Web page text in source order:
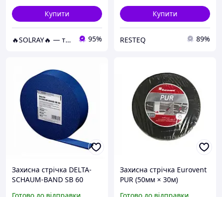
Купити
🔥SOLRAY🔥 — тепла підлога від А до Я 🛠️🏠 95%
Купити
RESTEQ 89%
Захисна стрічка DELTA-
SCHAUM-BAND SB 60
Захисна стрічка Eurovent
PUR (50мм × 30м)